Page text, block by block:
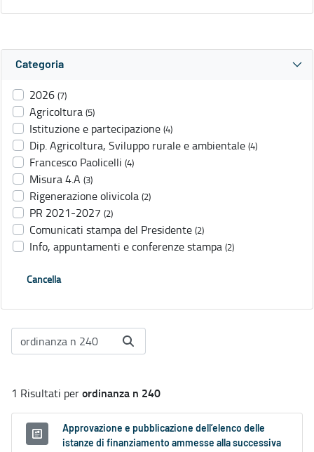
Categoria
2026 (7)
Agricoltura (5)
Istituzione e partecipazione (4)
Dip. Agricoltura, Sviluppo rurale e ambientale (4)
Francesco Paolicelli (4)
Misura 4.A (3)
Rigenerazione olivicola (2)
PR 2021-2027 (2)
Comunicati stampa del Presidente (2)
Info, appuntamenti e conferenze stampa (2)
Cancella
1 Risultati perordinanza n 240
Approvazione e pubblicazione dell’elenco delle
istanze di finanziamento ammesse alla successiva